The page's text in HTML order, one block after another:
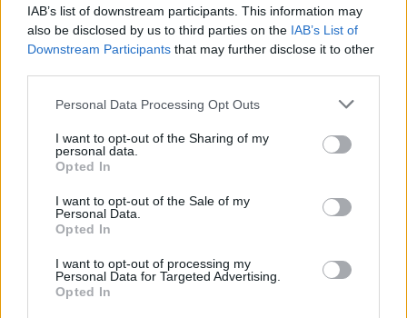
IAB’s list of downstream participants. This information may
also be disclosed by us to third parties on the IAB’s List of
Downstream Participants that may further disclose it to other
Personal Data Processing Opt Outs
I want to opt-out of the Sharing of my
personal data.
Opted In
I want to opt-out of the Sale of my
Personal Data.
Opted In
I want to opt-out of processing my
Personal Data for Targeted Advertising.
Opted In
Commenti
articolo.
L'email è richiesta ma non verrà mostrata ai visitatori. Il contenuto di questo
commento esprime il pensiero dell'autore e non rappresenta la linea editoriale
commenti non sono testi giornalistici, ma post inviati dai singoli lettori che
possono essere automaticamente pubblicati senza filtro preventivo. I commenti
che includano uno o più link a siti esterni verranno rimossi in automatico dal